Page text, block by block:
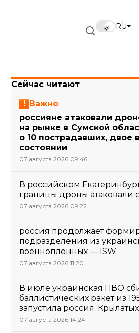
RU
Сейчас читают
Важно
россияне атаковали
на рынке в Сумской
о 10 пострадавших, двое
состоянии
07 августа 2026 09:46
В российском
границы дроны атаковали
07 августа 2026 09:22
россия продолжает
подразделения из
военнопленных — ISW
07 августа 2026 11:20
В июле украинская ПВО
баллистических ракет из
запустила россия.
07 августа 2026 14:24